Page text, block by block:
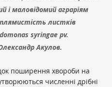
і маловідомий аграріям
листків
syringae pv.
Акулов.
поширення хвороби на
численні дрібні